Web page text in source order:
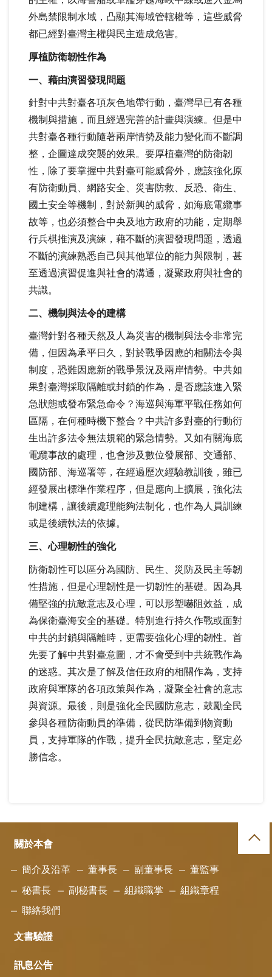
外島禁限制水域，凸顯其海域管轄權等，這些威脅
都已經對臺灣主權與民主造成危害。
厚植防衛韌性作為
一、藉由演習發現問題
針對中共對臺各項灰色地帶行動，臺灣早已有各種
機制與措施，而且經過完善的計畫與演練。但是中
共對臺各種行動隨著兩岸情勢及能力變化而不斷調
整，企圖達成突襲的效果。要厚植臺灣的防衛韌
性，除了要掌握中共對臺可能威脅外，應該強化原
有防衛動員、網路安全、災害防救、反恐、衛生、
國土安全等機制，對於新興的威脅，如海底電纜事
故等，也必須整合中央及地方政府的功能，定期舉
行兵棋推演及演練，藉不斷的演習發現問題，透過
不斷的演練熟悉自己與其他單位的能力與限制，甚
至透過演習促進與社會的溝通，凝聚政府與社會的
共識。
二、機制與法令的建構
臺灣針對各種天然及人為災害的機制與法令非常完
備，但因為承平日久，對於戰爭因應的相關法令與
制度，恐難因應新的戰爭景況及兩岸情勢。中共如
果對臺灣採取隔離或封鎖的作為，是否應該進入緊
急狀態或發布緊急命令？海巡與海軍平戰任務如何
區隔，在何種時機下整合？中共許多對臺的行動衍
生出許多法令無法規範的緊急情勢。又如有關海底
電纜事故的處理，也會涉及數位發展部、交通部、
國防部、海巡署等，在經過歷次經驗教訓後，雖已
經發展出標準作業程序，但是應向上擴展，強化法
制建構，讓後續處理能夠法制化，也作為人員訓練
或是後續執法的依據。
三、心理韌性的強化
防衛韌性可以區分為國防、民生、災防及民主等韌
性措施，但是心理韌性是一切韌性的基礎。因為具
備堅強的抗敵意志及心理，可以形塑嚇阻效益，成
為保衛臺海安全的基礎。特別進行持久作戰或面對
中共的封鎖與隔離時，更需要強化心理的韌性。首
先要了解中共對臺意圖，才不會受到中共統戰作為
的迷惑。其次是了解及信任政府的相關作為，支持
政府與軍隊的各項政策與作為，凝聚全社會的意志
與資源。最後，則是強化全民國防意志，鼓勵全民
參與各種防衛動員的準備，從民防準備到物資動
員，支持軍隊的作戰，提升全民抗敵意志，堅定必
勝信念。
關於本會
簡介及沿革 董事長 副董事長 董監事
秘書長 副秘書長 組織職掌 組織章程
聯絡我們
文書驗證
訊息公告